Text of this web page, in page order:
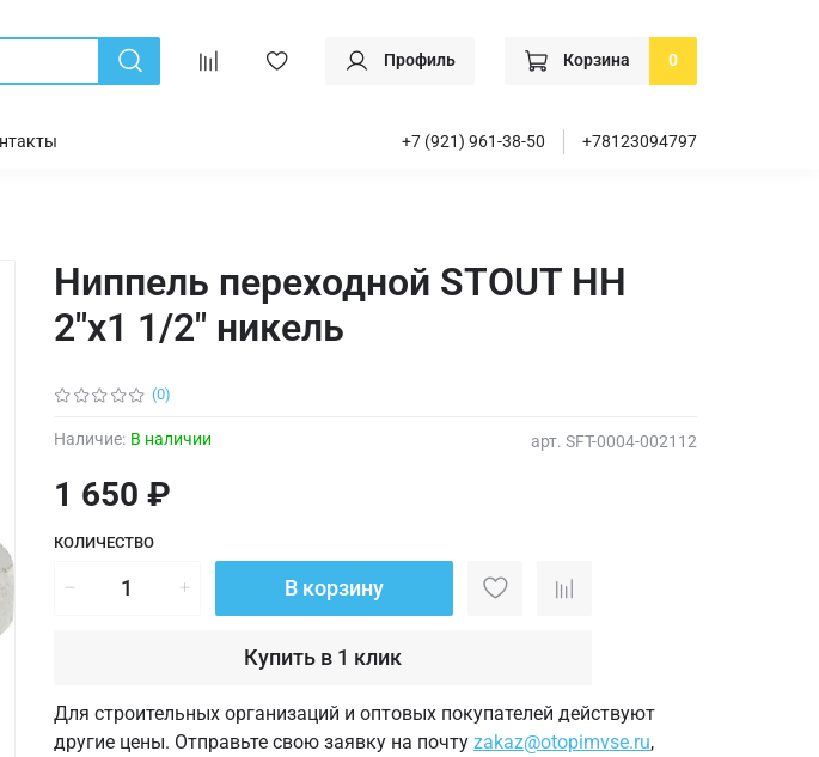
Профиль Корзина 0
+7 (921) 961-38-50 +78123094797
(0)
арт. SFT-0004-002112
Наличие: В наличии
Ниппель переходной STOUT НН
2"х1 1/2" никель
1 650 ₽
КОЛИЧЕСТВО
В корзину
Купить в 1 клик
Для строительных организаций и оптовых покупателей действуют
другие цены. Отправьте свою заявку на почту zakaz@otopimvse.ru,